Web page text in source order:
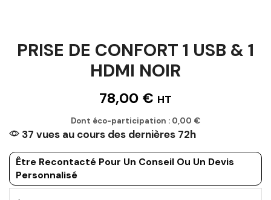
PRISE DE CONFORT 1 USB & 1
HDMI NOIR
78,00 € HT
Dont éco-participation : 0,00 €
37 vues au cours des dernières 72h
Être Recontacté Pour Un Conseil Ou Un Devis
Personnalisé